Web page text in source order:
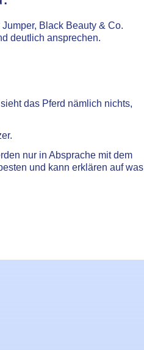
Black Beauty & Co.
deutlich ansprechen.
das Pferd nämlich nichts,
nur in Absprache mit dem
und kann erklären auf was